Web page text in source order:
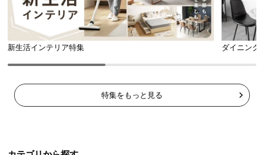
新生活インテリア特集 ダイニング
特集をもっと見る